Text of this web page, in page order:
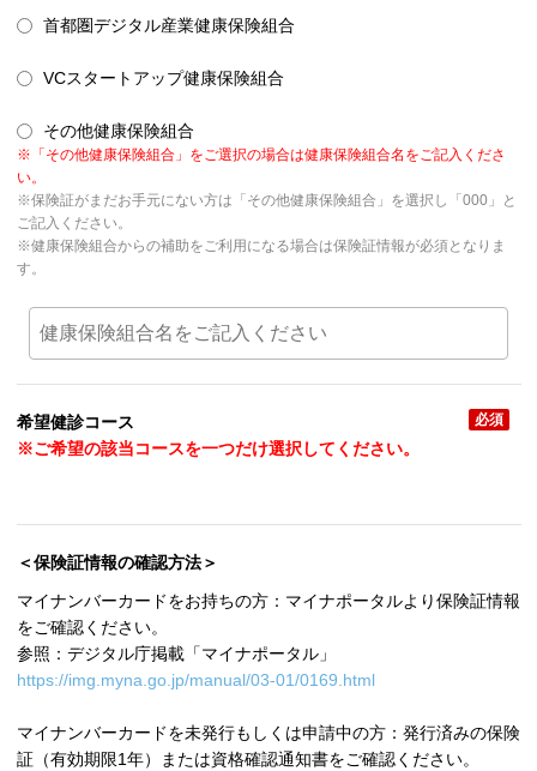
首都圏デジタル産業健康保険組合
VCスタートアップ健康保険組合
その他健康保険組合
※「その他健康保険組合」をご選択の場合は健康保険組合名をご記入くださ
い。
※保険証がまだお手元にない方は「その他健康保険組合」を選択し「000」と
ご記入ください。
※健康保険組合からの補助をご利用になる場合は保険証情報が必須となりま
す。
希望健診コース
※ご希望の該当コースを一つだけ選択してください。
必須
＜保険証情報の確認方法＞
マイナンバーカードをお持ちの方：マイナポータルより保険証情報
をご確認ください。
参照：デジタル庁掲載「マイナポータル」
https://img.myna.go.jp/manual/03-01/0169.html
マイナンバーカードを未発行もしくは申請中の方：発行済みの保険
証（有効期限1年）または資格確認通知書をご確認ください。